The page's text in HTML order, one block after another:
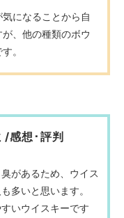
になることから自
、他の種類のボウ
。
/感想･評判
があるため、ウイス
多いと思います。
いウイスキーです